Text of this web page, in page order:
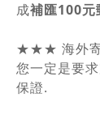
成補匯100元
★★★ 海外寄
您一定是要
保證.